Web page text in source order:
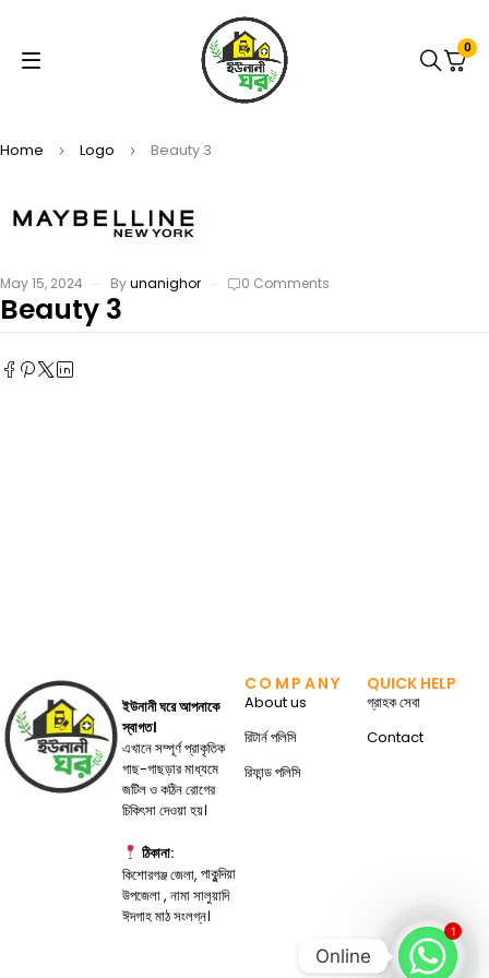
0
Home Logo Beauty 3
May 15, 2024 Byunanighor 0 Comments
Beauty 3
ইউনানী ঘরে আপনাকে
স্বাগত।
এখানে সম্পূর্ণ প্রাকৃতিক
গাছ-গাছড়ার মাধ্যমে
জটিল ও কঠিন রোগের
চিকিৎসা দেওয়া হয়।
ঠিকানা:
কিশোরগঞ্জ জেলা, পাকুন্দিয়া
উপজেলা , নামা সালুয়াদি
ঈদগাহ মাঠ সংলগ্ন।
COMPANY
About us
রিটার্ন পলিসি
রিফান্ড পলিসি
QUICK HELP
গ্রাহক সেবা
Contact
1
Online